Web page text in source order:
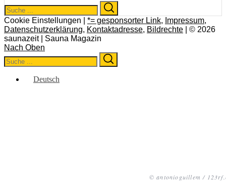
© antonioguillem /
Search
for:
Cookie Einstellungen | *= gesponsorter Link, Impressum,
Datenschutzerklärung, Kontaktadresse, Bildrechte | © 2026
saunazeit | Sauna Magazin
Nach Oben
Search
for:
Deutsch